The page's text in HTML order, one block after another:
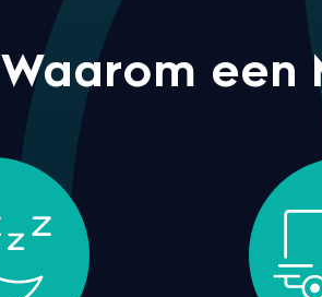
Waarom een